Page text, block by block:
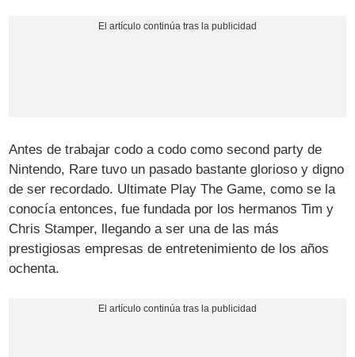
Antes de trabajar codo a codo como second party de
Nintendo, Rare tuvo un pasado bastante glorioso y digno
de ser recordado. Ultimate Play The Game, como se la
conocía entonces, fue fundada por los hermanos Tim y
Chris Stamper, llegando a ser una de las más
prestigiosas empresas de entretenimiento de los años
ochenta.